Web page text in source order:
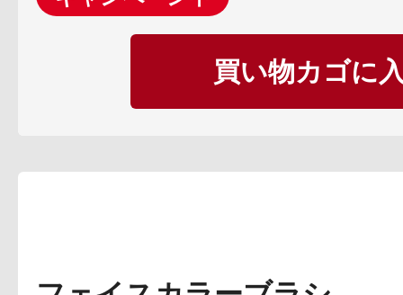
メイクアップ
健康食品／サプ
買い物カゴに